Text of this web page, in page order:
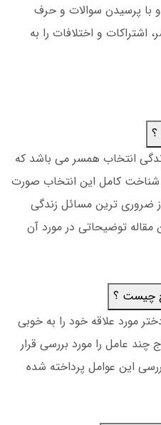
و با پرسیدن سوالات و حرف
و اختلافات را به
؟
انتخاب همسر می باشد که
شناخت کامل این انتخاب صورت
ضروری ترین مسائل زندگی
توضیحاتی در مورد آن
چیست ؟
مورد علاقه خود را به خوبی
چند عامل را مورد بررسی قرار
این عوامل پرداخته شده